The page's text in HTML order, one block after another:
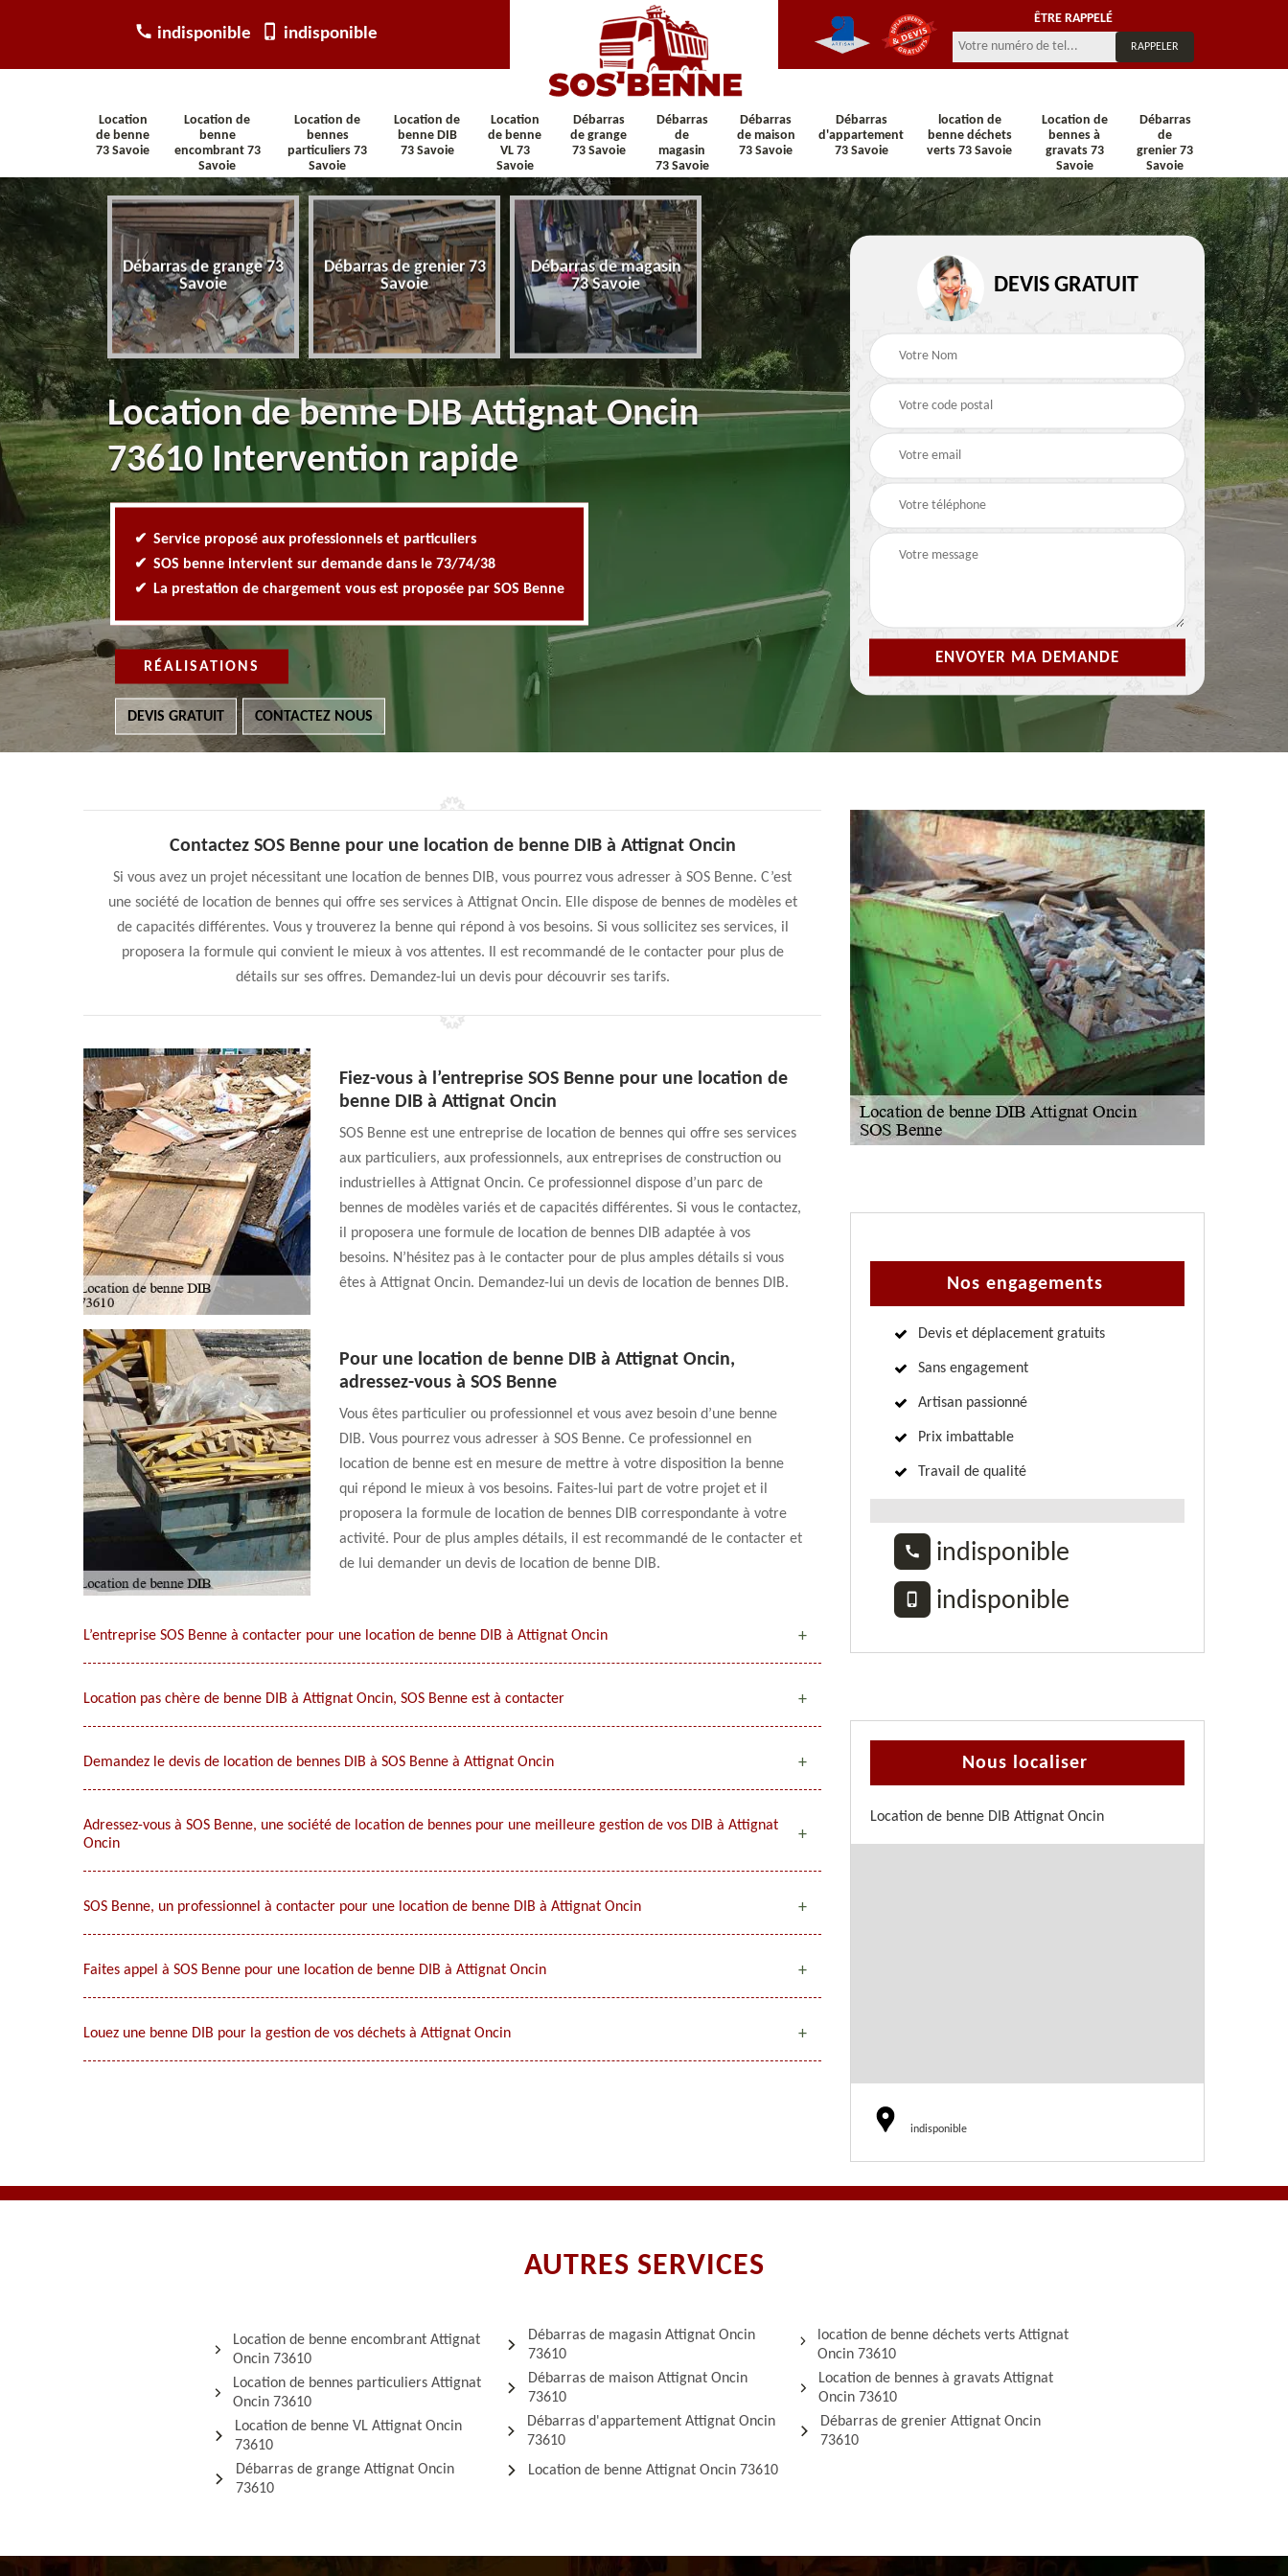
indisponible indisponible
ÊTRE RAPPELÉ
Location
de benne
73 Savoie
Location de
benne
encombrant 73
Savoie
Location de
bennes
particuliers 73
Savoie
Location de
benne DIB
73 Savoie
Location
de benne
VL 73
Savoie
Débarras
de grange
73 Savoie
Débarras
de
magasin
73 Savoie
Débarras
de maison
73 Savoie
Débarras
d'appartement
73 Savoie
location de
benne déchets
verts 73 Savoie
Location de
bennes à
gravats 73
Savoie
Débarras
de
grenier 73
Savoie
73
Débarras de grange 73
Savoie
Débarras de grenier 73
Savoie
Débarras de magasin
73 Savoie
Débarras de maison 73
Savoie
Location de benne 73
Savoie
Location de benne
73 Savoie
Location de benne DIB Attignat Oncin
73610 Intervention rapide
Service proposé aux professionnels et particuliers
SOS benne intervient sur demande dans le 73/74/38
La prestation de chargement vous est proposée par SOS Benne
RÉALISATIONS
DEVIS GRATUIT CONTACTEZ NOUS
DEVIS GRATUIT
Contactez SOS Benne pour une location de benne DIB à Attignat Oncin
Si vous avez un projet nécessitant une location de bennes DIB, vous pourrez vous adresser à SOS Benne. C’est
une société de location de bennes qui offre ses services à Attignat Oncin. Elle dispose de bennes de modèles et
de capacités différentes. Vous y trouverez la benne qui répond à vos besoins. Si vous sollicitez ses services, il
proposera la formule qui convient le mieux à vos attentes. Il est recommandé de le contacter pour plus de
détails sur ses offres. Demandez-lui un devis pour découvrir ses tarifs.
Fiez-vous à l’entreprise SOS Benne pour une location de
benne DIB à Attignat Oncin
SOS Benne est une entreprise de location de bennes qui offre ses services
aux particuliers, aux professionnels, aux entreprises de construction ou
industrielles à Attignat Oncin. Ce professionnel dispose d’un parc de
bennes de modèles variés et de capacités différentes. Si vous le contactez,
il proposera une formule de location de bennes DIB adaptée à vos
besoins. N’hésitez pas à le contacter pour de plus amples détails si vous
êtes à Attignat Oncin. Demandez-lui un devis de location de bennes DIB.
Pour une location de benne DIB à Attignat Oncin,
adressez-vous à SOS Benne
Vous êtes particulier ou professionnel et vous avez besoin d’une benne
DIB. Vous pourrez vous adresser à SOS Benne. Ce professionnel en
location de benne est en mesure de mettre à votre disposition la benne
qui répond le mieux à vos besoins. Faites-lui part de votre projet et il
proposera la formule de location de bennes DIB correspondante à votre
activité. Pour de plus amples détails, il est recommandé de le contacter et
de lui demander un devis de location de benne DIB.
L’entreprise SOS Benne à contacter pour une location de benne DIB à Attignat Oncin
Location pas chère de benne DIB à Attignat Oncin, SOS Benne est à contacter
Demandez le devis de location de bennes DIB à SOS Benne à Attignat Oncin
Adressez-vous à SOS Benne, une société de location de bennes pour une meilleure gestion de vos DIB à Attignat
Oncin
SOS Benne, un professionnel à contacter pour une location de benne DIB à Attignat Oncin
Faites appel à SOS Benne pour une location de benne DIB à Attignat Oncin
Louez une benne DIB pour la gestion de vos déchets à Attignat Oncin
Nos engagements
Devis et déplacement gratuits
Sans engagement
Artisan passionné
Prix imbattable
Travail de qualité
indisponible
indisponible
Nous localiser
Location de benne DIB Attignat Oncin
indisponible
AUTRES SERVICES
Location de benne encombrant Attignat
Oncin 73610
Location de bennes particuliers Attignat
Oncin 73610
Location de benne VL Attignat Oncin
73610
Débarras de grange Attignat Oncin
73610
Débarras de magasin Attignat Oncin
73610
Débarras de maison Attignat Oncin
73610
Débarras d'appartement Attignat Oncin
73610
Location de benne Attignat Oncin 73610
location de benne déchets verts Attignat
Oncin 73610
Location de bennes à gravats Attignat
Oncin 73610
Débarras de grenier Attignat Oncin
73610